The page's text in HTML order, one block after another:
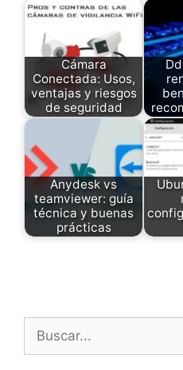
Cámara
Conectada: Usos,
ventajas y riesgos
de seguridad
Anydesk vs
teamviewer: guía
técnica y buenas
prácticas